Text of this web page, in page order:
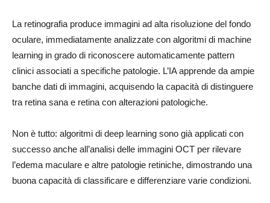
La retinografia produce immagini ad alta risoluzione del fondo
oculare, immediatamente analizzate con algoritmi di machine
learning in grado di riconoscere automaticamente pattern
clinici associati a specifiche patologie. L’IA apprende da ampie
banche dati di immagini, acquisendo la capacità di distinguere
tra retina sana e retina con alterazioni patologiche.
Non è tutto: algoritmi di deep learning sono già applicati con
successo anche all’analisi delle immagini OCT per rilevare
l’edema maculare e altre patologie retiniche, dimostrando una
buona capacità di classificare e differenziare varie condizioni.